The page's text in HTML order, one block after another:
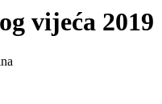
vijeća 2019